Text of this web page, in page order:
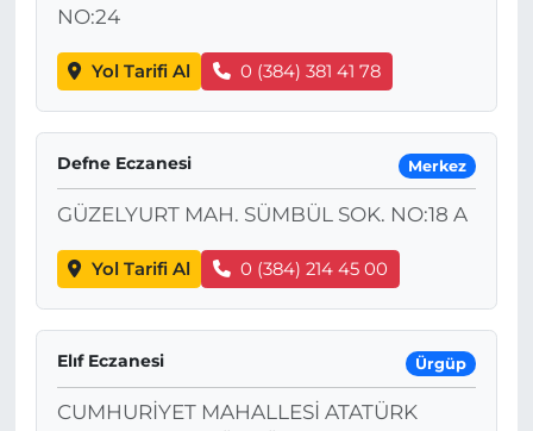
NO:24
Yol Tarifi Al 0 (384) 381 41 78
Defne Eczanesi Merkez
GÜZELYURT MAH. SÜMBÜL SOK. NO:18 A
Yol Tarifi Al 0 (384) 214 45 00
Elıf Eczanesi Ürgüp
CUMHURİYET MAHALLESİ ATATÜRK